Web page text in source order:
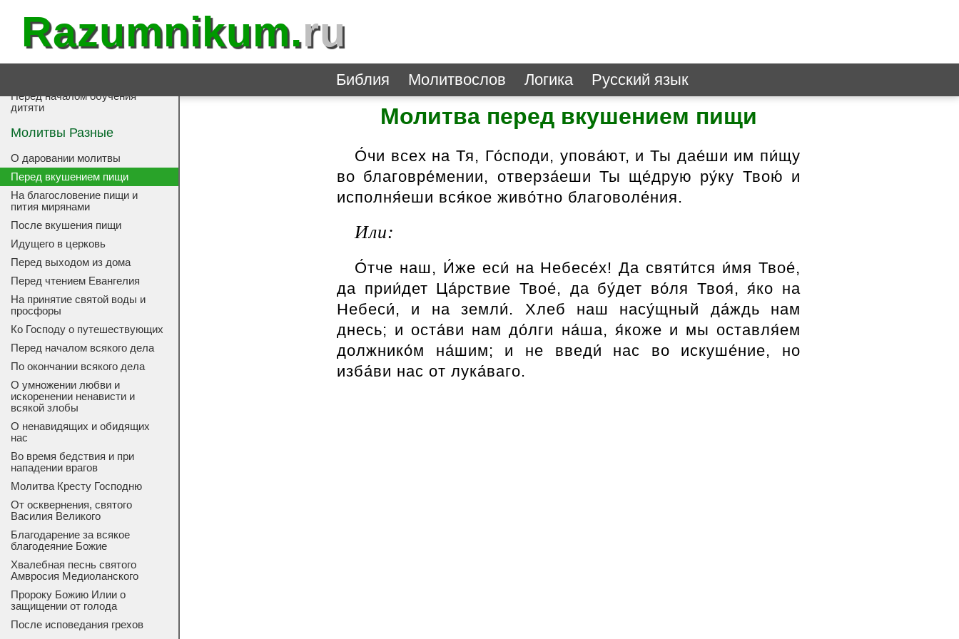
Razumnikum.ru
Библия Молитвослов Логика Русский язык
Божией Матери о детях
Воздыхание матери о своих
детях
Преподобного Амвросия
Перед началом обучения
дитяти
Молитвы Разные
О даровании молитвы
Перед вкушением пищи
На благословение пищи и
пития мирянами
После вкушения пищи
Идущего в церковь
Перед выходом из дома
Перед чтением Евангелия
На принятие святой воды и
просфоры
Ко Господу о путешествующих
Перед началом всякого дела
По окончании всякого дела
О умножении любви и
искоренении ненависти и
всякой злобы
О ненавидящих и обидящих
нас
Во время бедствия и при
нападении врагов
Молитва Кресту Господню
От осквернения, святого
Василия Великого
Благодарение за всякое
благодеяние Божие
Хвалебная песнь святого
Амвросия Медиоланского
Пророку Божию Илии о
защищении от голода
После исповедания грехов
Молитва перед вкушением пищи
О́чи всех на Тя, Го́споди, упова́ют, и Ты дае́ши им пи́щу
во благовре́мении, отверза́еши Ты ще́друю ру́ку Твою́ и
исполня́еши вся́кое живо́тно благоволе́ния.
Или:
О́тче наш, И́же еси́ на Небесе́х! Да святи́тся и́мя Твое́,
да прии́дет Ца́рствие Твое́, да бу́дет во́ля Твоя́, я́ко на
Небеси́, и на земли́. Хлеб наш насу́щный да́ждь нам
днесь; и оста́ви нам до́лги на́ша, я́коже и мы оставля́ем
должнико́м на́шим; и не введи́ нас во искуше́ние, но
изба́ви нас от лука́ваго.